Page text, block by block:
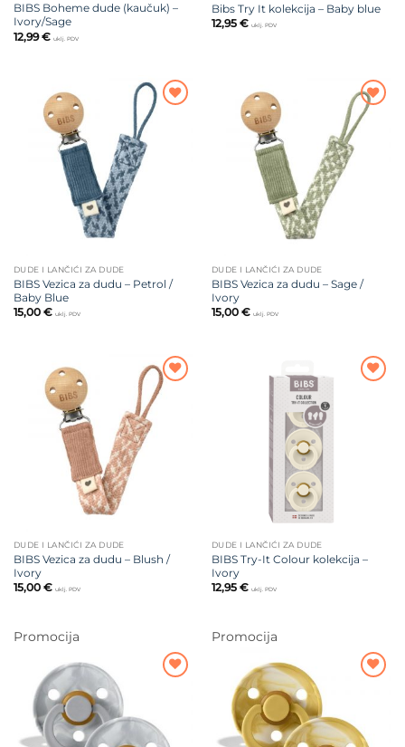
BIBS Boheme dude (kaučuk) –
Ivory/Sage
12,99€ uklj. PDV
Bibs Try It kolekcija – Baby blue
12,95 € uklj. PDV
Dodajte
DUDE I LANČIĆI ZA DUDE
BIBS Vezica za dudu – Petrol /
Baby Blue
15,00 € uklj. PDV
Dodajte
na listu
DUDE I LANČIĆI ZA DUDE
BIBS Vezica za dudu – Sage /
Ivory
15,00 € uklj. PDV
Dodajte
na listu
DUDE I LANČIĆI ZA DUDE
BIBS Vezica za dudu – Blush /
Ivory
15,00 € uklj. PDV
DUDE I LANČIĆI ZA DUDE
BIBS Try-It Colour kolekcija –
Ivory
12,95 € uklj. PDV
Promocija Promocija